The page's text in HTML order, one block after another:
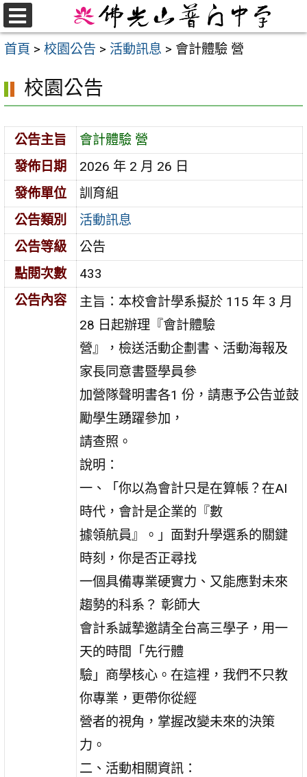
跳
至
主首頁 > 校園公告 > 活動訊息 > 會計體驗 營
校園公告
公告主旨
會計體驗 營
發佈日期
2026 年 2 月 26 日
發佈單位
訓育組
公告類別
活動訊息
公告等級
公告
點閱次數
433
公告內容
主旨：本校會計學系擬於 115 年 3 月
28 日起辦理『會計體驗
營』，檢送活動企劃書、活動海報及
家長同意書暨學員參
加營隊聲明書各1 份，請惠予公告並鼓
勵學生踴躍參加，
請查照。
說明：
一、「你以為會計只是在算帳？在AI
時代，會計是企業的『數
據領航員』。」面對升學選系的關鍵
時刻，你是否正尋找
一個具備專業硬實力、又能應對未來
趨勢的科系？ 彰師大
會計系誠摯邀請全台高三學子，用一
天的時間「先行體
驗」商學核心。在這裡，我們不只教
你專業，更帶你從經
營者的視角，掌握改變未來的決策
力。
二、活動相關資訊：
選
單